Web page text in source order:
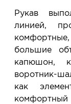
Рукав
линией,
большие
капюшон,
воротник-
как